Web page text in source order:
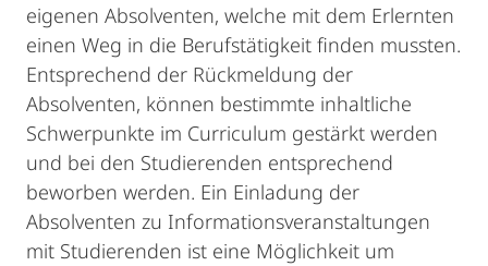
eigenen Absolventen, welche mit dem Erlernten
einen Weg in die Berufstätigkeit finden mussten.
Entsprechend der Rückmeldung der
Absolventen, können bestimmte inhaltliche
Schwerpunkte im Curriculum gestärkt werden
und bei den Studierenden entsprechend
beworben werden. Ein Einladung der
Absolventen zu Informationsveranstaltungen
mit Studierenden ist eine Möglichkeit um